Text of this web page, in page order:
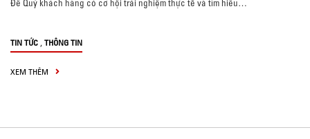
Để Quý khách hàng có cơ hội trải nghiệm thực tế và tìm hiểu…
TIN TỨC , THÔNG TIN
XEM THÊM